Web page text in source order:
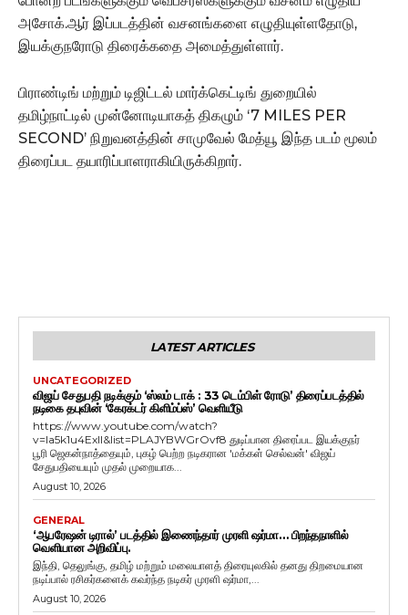
அசோக்.ஆர் இப்படத்தின் வசனங்களை எழுதியுள்ளதோடு,
இயக்குநரோடு திரைக்கதை அமைத்துள்ளார்.
பிராண்டிங் மற்றும் டிஜிட்டல் மார்க்கெட்டிங் துறையில்
தமிழ்நாட்டில் முன்னோடியாகத் திகழும் ‘7 MILES PER
SECOND’ நிறுவனத்தின் சாமுவேல் மேத்யூ இந்த படம் மூலம்
திரைப்பட தயாரிப்பாளராகியிருக்கிறார்.
LATEST ARTICLES
UNCATEGORIZED
விஜய் சேதுபதி நடிக்கும் ‘ஸ்லம் டாக் : 33 டெம்பிள் ரோடு’ திரைப்படத்தில்
நடிகை தபுவின் ‘கேரக்டர் கிளிம்ப்ஸ்’ வெளியீடு
https://www.youtube.com/watch?
v=Ia5k1u4ExlI&list=PLAJYBWGrOvf8 துடிப்பான திரைப்பட இயக்குநர்
பூரி ஜெகன்நாத்தையும், புகழ் பெற்ற நடிகரான 'மக்கள் செல்வன்' விஜய்
சேதுபதியையும் முதல் முறையாக...
August 10, 2026
GENERAL
‘ஆபரேஷன் டிரால்’ படத்தில் இணைந்தார் முரளி ஷர்மா… பிறந்தநாளில்
வெளியான அறிவிப்பு.
இந்தி, தெலுங்கு, தமிழ் மற்றும் மலையாளத் திரையுலகில் தனது திறமையான
நடிப்பால் ரசிகர்களைக் கவர்ந்த நடிகர் முரளி ஷர்மா,...
August 10, 2026